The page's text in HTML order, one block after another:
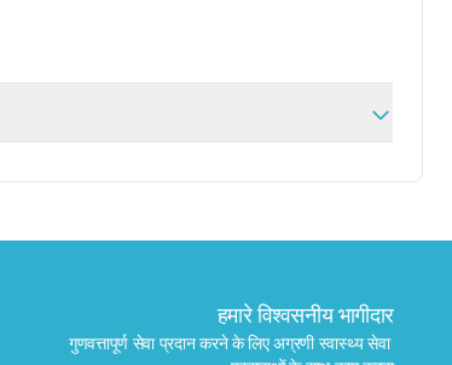
हमारे विश्वसनीय भागीदार
गुणवत्तापूर्ण सेवा प्रदान करने के लिए अग्रणी स्वास्थ्य सेवा